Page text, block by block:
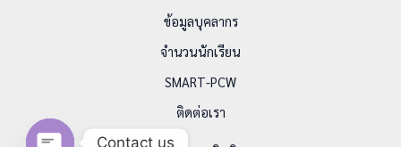
ข้อมูลบุคลากร
จำนวนนักเรียน
SMART-PCW
ติดต่อเรา
Contact us